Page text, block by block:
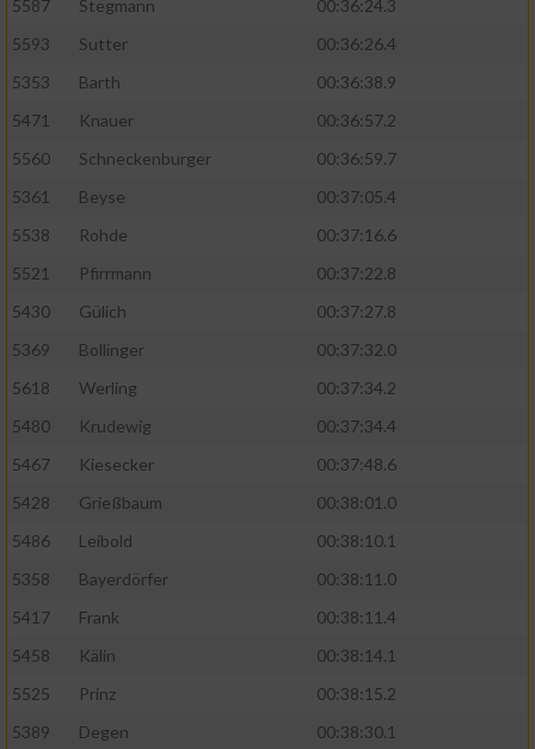
5587
Stegmann
00:36:24.3
5593
Sutter
00:36:26.4
5353
Barth
00:36:38.9
5471
Knauer
00:36:57.2
5560
Schneckenburger
00:36:59.7
5361
Beyse
00:37:05.4
5538
Rohde
00:37:16.6
5521
Pfirrmann
00:37:22.8
5430
Gülich
00:37:27.8
5369
Bollinger
00:37:32.0
5618
Werling
00:37:34.2
5480
Krudewig
00:37:34.4
5467
Kiesecker
00:37:48.6
5428
Grießbaum
00:38:01.0
5486
Leibold
00:38:10.1
5358
Bayerdörfer
00:38:11.0
5417
Frank
00:38:11.4
5458
Kälin
00:38:14.1
5525
Prinz
00:38:15.2
5389
Degen 00:38:30.1